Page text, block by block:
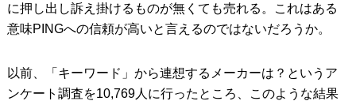
に押し出し訴え掛けるものが無くても売れる。これはある
意味PINGへの信頼が高いと言えるのではないだろうか。
以前、「キーワード」から連想するメーカーは？というア
ンケート調査を10,769人に行ったところ、このような結果